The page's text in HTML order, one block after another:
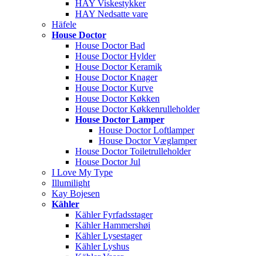
HAY Viskestykker
HAY Nedsatte vare
Häfele
House Doctor
House Doctor Bad
House Doctor Hylder
House Doctor Keramik
House Doctor Knager
House Doctor Kurve
House Doctor Køkken
House Doctor Køkkenrulleholder
House Doctor Lamper
House Doctor Loftlamper
House Doctor Væglamper
House Doctor Toiletrulleholder
House Doctor Jul
I Love My Type
Illumilight
Kay Bojesen
Kähler
Kähler Fyrfadsstager
Kähler Hammershøi
Kähler Lysestager
Kähler Lyshus